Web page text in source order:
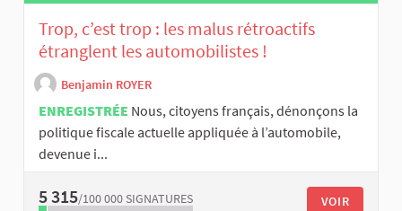
Trop, c’est trop : les malus rétroactifs
étranglent les automobilistes !
Benjamin ROYER
ENREGISTRÉE Nous, citoyens français, dénonçons la
politique fiscale actuelle appliquée à l’automobile,
devenue i...
5 315/100 000 SIGNATURES VOIR